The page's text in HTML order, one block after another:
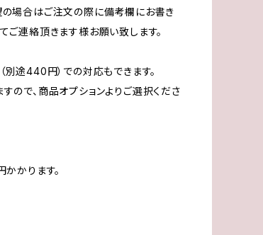
の場合はご注文の際に備考欄にお書き
ご連絡頂きます様お願い致します。
途440円）での対応もできます。
ので、商品オプションよりご選択くださ
かります。